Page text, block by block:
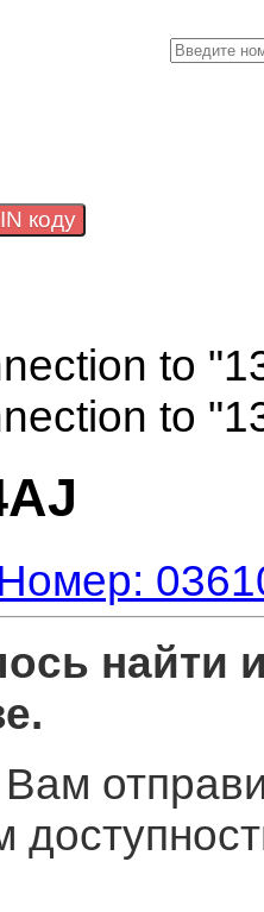
коду
to
to
Номер:
найти